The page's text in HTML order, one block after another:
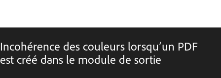
Incohérence des couleurs lorsqu’un PDF
est créé dans le module de sortie